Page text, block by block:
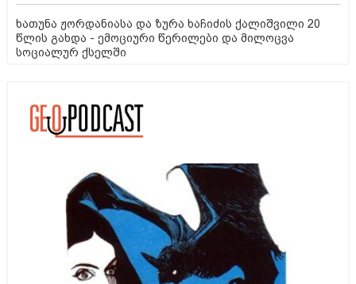
ხათუნა ჟორდანიასა და ზურა ხაჩიძის ქალიშვილი 20
წლის გახდა - ემოციური წერილები და მილოცვა
სოციალურ ქსელში